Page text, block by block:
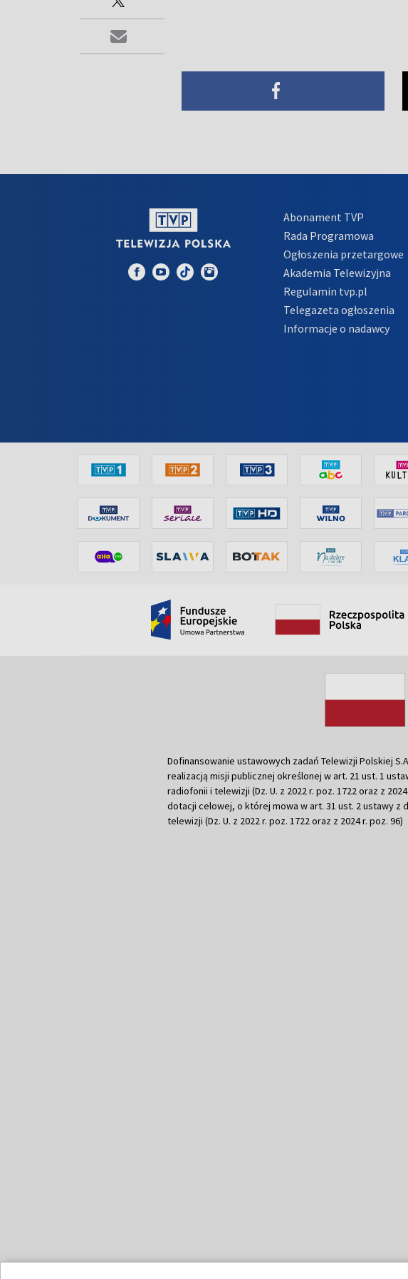
Abonament TVP
Rada Programowa
Ogłoszenia przetargowe
Akademia Telewizyjna
Regulamin tvp.pl
Telegazeta ogłoszenia
Informacje o nadawcy
Dofinansowanie ustawowych zadań Telewizji Polskiej
realizacją misji publicznej określonej w art. 21 ust. 1
radiofonii i telewizji (Dz. U. z 2022 r. poz. 1722 oraz z
dotacji celowej, o której mowa w art. 31 ust. 2 ustawy z
telewizji (Dz. U. z 2022 r. poz. 1722 oraz z 2024 r. poz. 96)